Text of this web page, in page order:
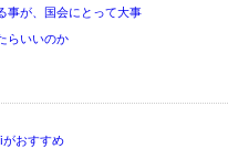
事が、国会にとって大事
らいいのか
おすすめ